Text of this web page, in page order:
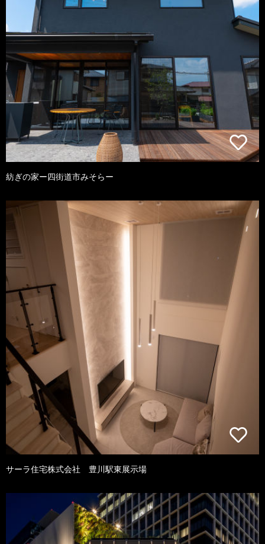
紡ぎの家ー四街道市みそらー
サーラ住宅株式会社 豊川駅東展示場